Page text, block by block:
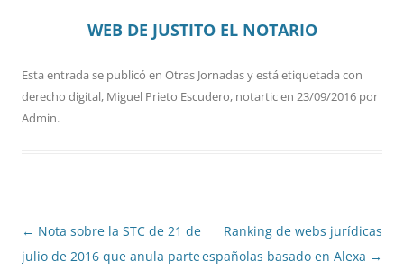
WEB DE JUSTITO EL NOTARIO
Esta entrada se publicó en Otras Jornadasy está etiquetada con
derecho digital, Miguel Prieto Escudero, notarticen 23/09/2016 por
Admin.
Navegación
de
← Nota sobre la STC de 21 de
julio de 2016 que anula parte
Ranking de webs jurídicas
españolas basado en Alexa →